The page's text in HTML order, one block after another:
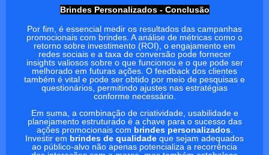
Brindes Personalizados - Conclusão
Por fim, é essencial medir os resultados das campanhas
promocionais com brindes. A análise de métricas como o
retorno sobre investimento (ROI), o engajamento em
redes sociais e a taxa de conversão pode fornecer
insights valiosos sobre o que funcionou e o que pode ser
melhorado em futuras ações. O feedback dos clientes
também é vital e pode ser obtido por meio de pesquisas e
questionários, permitindo ajustes nas estratégias
conforme necessário.
Em suma, a combinação de criatividade, usabilidade e
planejamento estruturado é a chave para o sucesso das
ações promocionais com brindes personalizados.
Investir em brindes de qualidade que sejam adequados
ao público-alvo não apenas potencializa a recorrência